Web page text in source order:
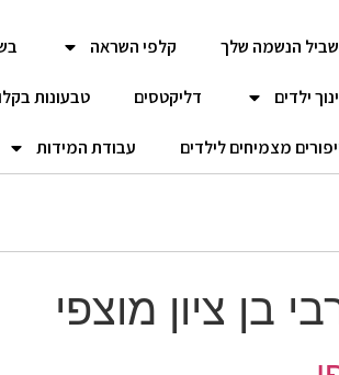
הנשמה שלך קלפי השראה
ילדים דליקטסים טבעונות
מצמיחים לילדים עבודת המידות
בן ציון מוצפי